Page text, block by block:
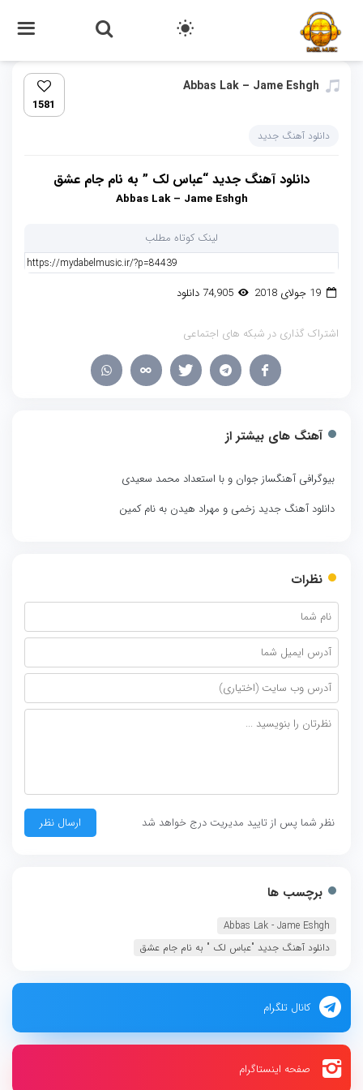
Abbas Lak – Jame Eshgh
1581
دانلود آهنگ جدید
دانلود آهنگ جدید “عباس لک ” به نام جام عشق
Abbas Lak – Jame Eshgh
لینک کوتاه مطلب
19 جولای 2018 74,905 دانلود
اشتراک گذاری در شبکه های اجتماعی
آهنگ های بیشتر از
بیوگرافی آهنگساز جوان و با استعداد محمد سعیدی
دانلود آهنگ جدید زخمی و مهراد هیدن به نام کمین
نظرات
نظر شما پس از تایید مدیریت درج خواهد شد
برچسب ها
Abbas Lak - Jame Eshgh
دانلود آهنگ جديد "عباس لک " به نام جام عشق
کانال تلگرام
صفحه اینستاگرام